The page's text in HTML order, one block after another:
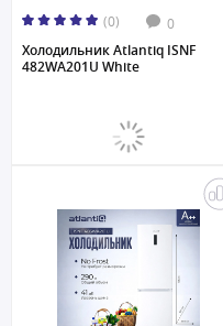
(0) 0
Холодильник Atlantiq ISNF
482WA201U White